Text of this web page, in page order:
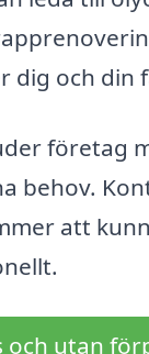
dig och din
företag
behov.
att
och utan